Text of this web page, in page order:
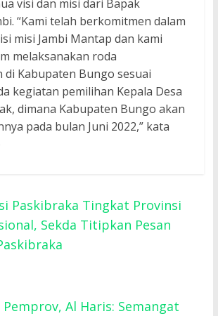
visi dan misi dari Bapak
“Kami telah berkomitmen dalam
misi Jambi Mantap dan kami
melaksanakan roda
di Kabupaten Bungo sesuai
kegiatan pemilihan Kepala Desa
dimana Kabupaten Bungo akan
pada bulan Juni 2022,” kata
Paskibraka Tingkat Provinsi
Sekda Titipkan Pesan
Al Haris: Semangat